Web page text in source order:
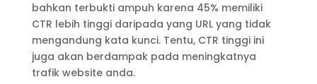
bahkan terbukti ampuh karena 45% memiliki
CTR lebih tinggi daripada yang URL yang tidak
mengandung kata kunci. Tentu, CTR tinggi ini
juga akan berdampak pada meningkatnya
trafik website anda.